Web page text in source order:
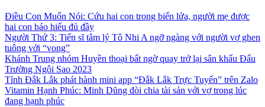
Điều Con Muốn Nói: Cứu hai con trong biển lửa, người mẹ được
hai con báo hiếu đủ đầy
Người Thứ 3: Tiến sĩ tâm lý Tô Nhi A ngỡ ngàng với người vợ ghen
tuông với “vong”
Khánh Trung nhóm Huyền thoại bất ngờ quay trở lại sân khấu Đấu
Trường Ngôi Sao 2023
Tỉnh Đắk Lắk phát hành mini app “Đắk Lắk Trực Tuyến” trên Zalo
Vitamin Hạnh Phúc: Minh Dũng đòi chia tài sản với vợ trong lúc
đang hạnh phúc